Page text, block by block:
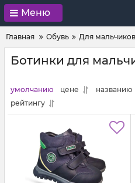
Меню
Главная Обувь Для мальчиков
Ботинки для
умолчанию цене
названию
рейтингу